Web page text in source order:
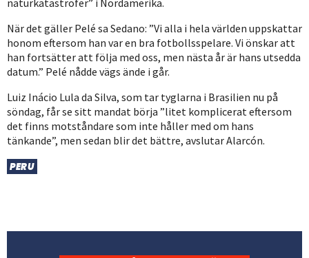
naturkatastrofer” i Nordamerika.
När det gäller Pelé sa Sedano: ”Vi alla i hela världen uppskattar
honom eftersom han var en bra fotbollsspelare. Vi önskar att
han fortsätter att följa med oss, men nästa år är hans utsedda
datum.” Pelé nådde vägs ände i går.
Luiz Inácio Lula da Silva, som tar tyglarna i Brasilien nu på
söndag, får se sitt mandat börja ”litet komplicerat eftersom
det finns motståndare som inte håller med om hans
tänkande”, men sedan blir det bättre, avslutar Alarcón.
PERU